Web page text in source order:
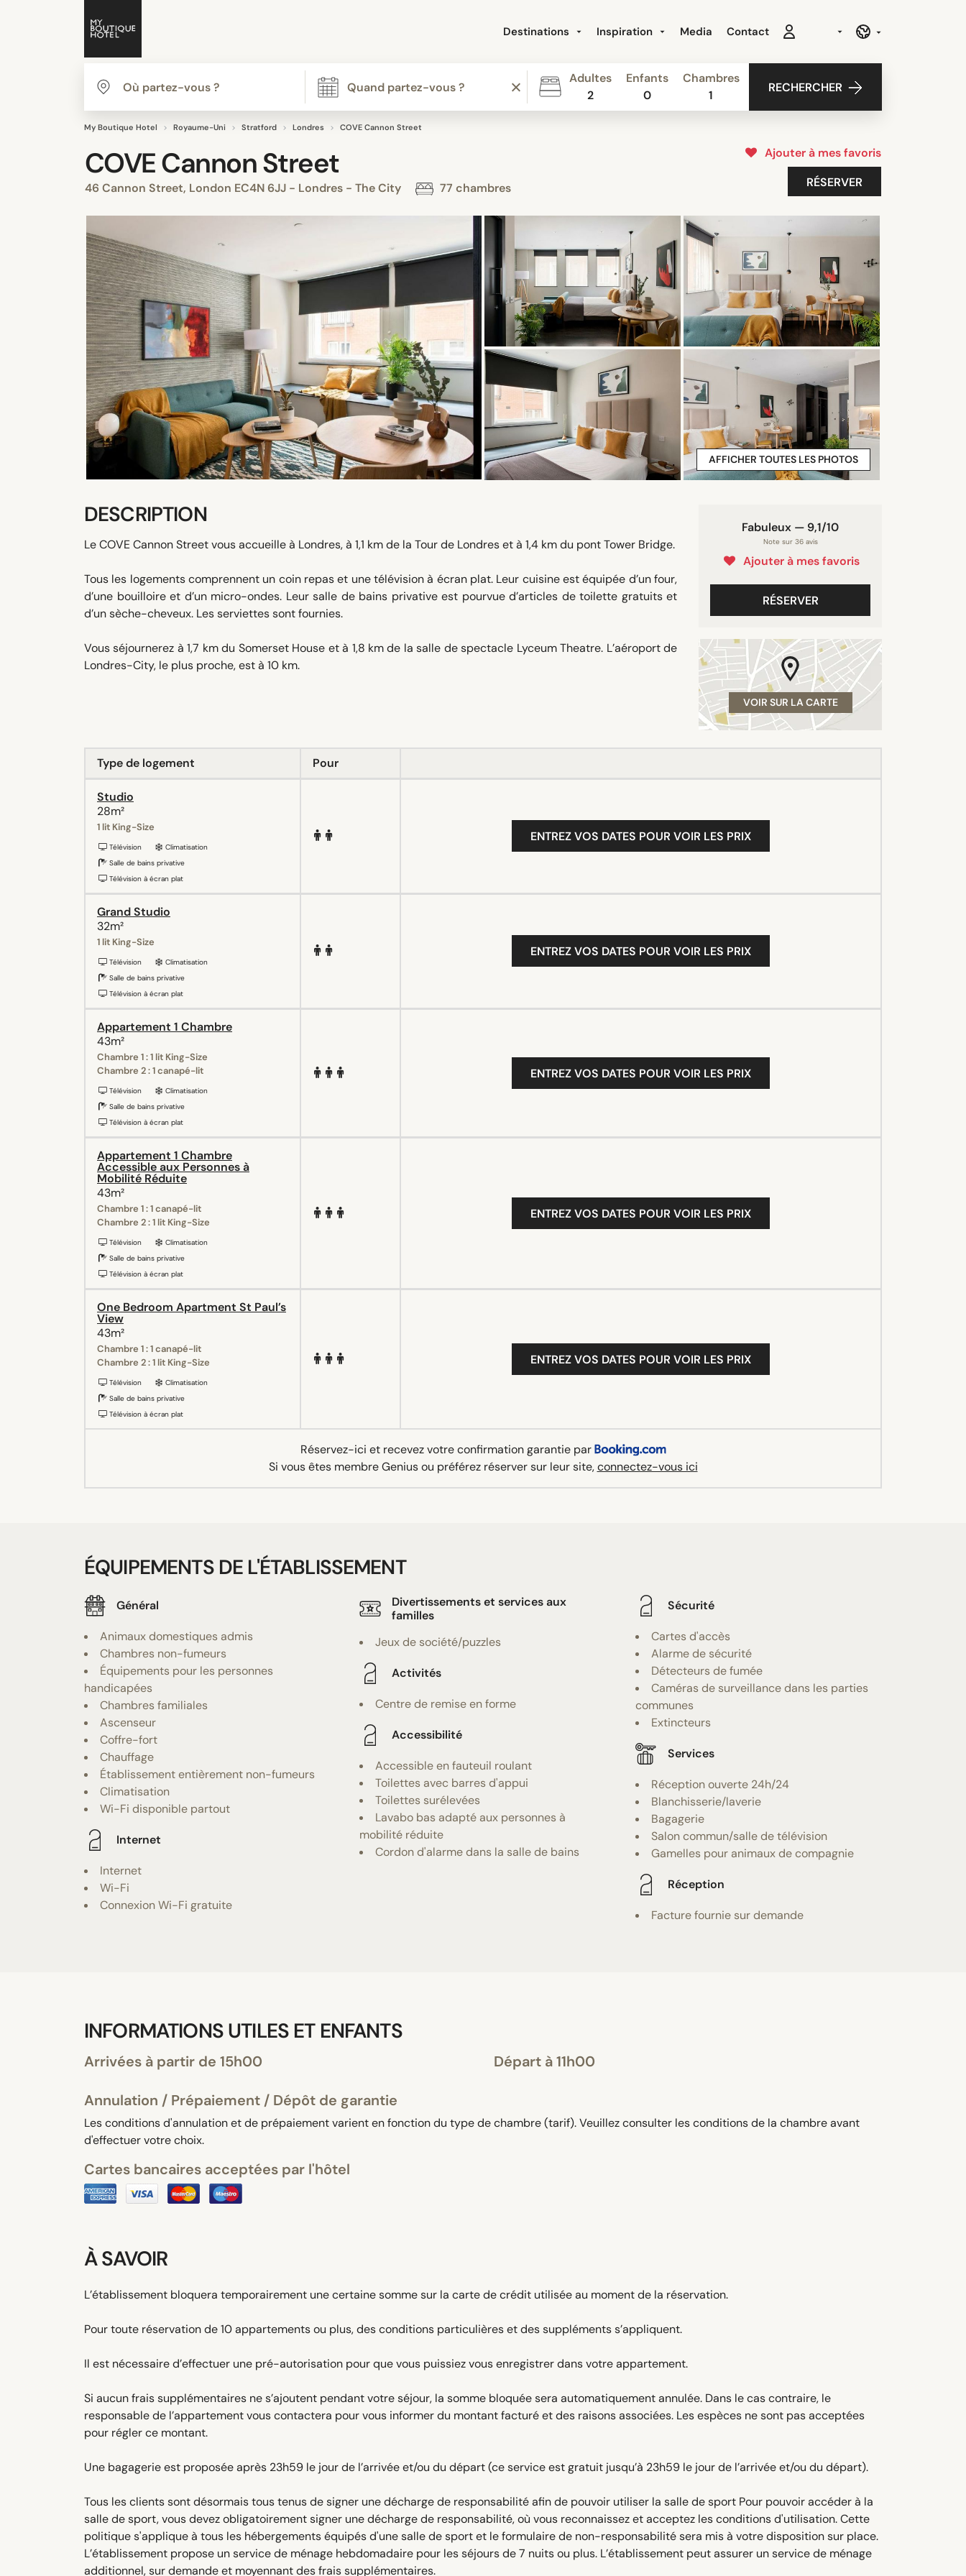
Destinations Inspiration Media Contact
Adultes
2
Enfants
0
Chambres
1
RECHERCHER
My Boutique Hotel Royaume-Uni Stratford Londres COVE Cannon Street
COVE Cannon Street
46 Cannon Street, London EC4N 6JJ - Londres - The City 77 chambres
Ajouter à mes favoris
RÉSERVER
AFFICHER TOUTES LES PHOTOS
Fabuleux — 9,1/10
Note sur 36 avis
Ajouter à mes favoris
RÉSERVER
VOIR SUR LA CARTE
DESCRIPTION
Le COVE Cannon Street vous accueille à Londres, à 1,1 km de la Tour de Londres et à 1,4 km du pont Tower Bridge.
Tous les logements comprennent un coin repas et une télévision à écran plat. Leur cuisine est équipée d’un four,
d’une bouilloire et d’un micro-ondes. Leur salle de bains privative est pourvue d’articles de toilette gratuits et
d’un sèche-cheveux. Les serviettes sont fournies.
Vous séjournerez à 1,7 km du Somerset House et à 1,8 km de la salle de spectacle Lyceum Theatre. L’aéroport de
Londres-City, le plus proche, est à 10 km.
Type de logement Pour
Studio
28m²
1 lit King-Size
Télévision
Climatisation
Salle de bains privative
Télévision à écran plat
ENTREZ VOS DATES POUR VOIR LES PRIX
Grand Studio
32m²
1 lit King-Size
Télévision
Climatisation
Salle de bains privative
Télévision à écran plat
ENTREZ VOS DATES POUR VOIR LES PRIX
Appartement 1 Chambre
43m²
Chambre 1 : 1 lit King-Size
Chambre 2 : 1 canapé-lit
Télévision
Climatisation
Salle de bains privative
Télévision à écran plat
ENTREZ VOS DATES POUR VOIR LES PRIX
Appartement 1 Chambre
Accessible aux Personnes à
Mobilité Réduite
43m²
Chambre 1 : 1 canapé-lit
Chambre 2 : 1 lit King-Size
Télévision
Climatisation
Salle de bains privative
Télévision à écran plat
ENTREZ VOS DATES POUR VOIR LES PRIX
One Bedroom Apartment St Paul’s
View
43m²
Chambre 1 : 1 canapé-lit
Chambre 2 : 1 lit King-Size
Télévision
Climatisation
Salle de bains privative
Télévision à écran plat
ENTREZ VOS DATES POUR VOIR LES PRIX
Réservez-ici et recevez votre confirmation garantie par
Si vous êtes membre Genius ou préférez réserver sur leur site,connectez-vous ici
ÉQUIPEMENTS DE L'ÉTABLISSEMENT
Général
Animaux domestiques admis
Chambres non-fumeurs
Équipements pour les personnes
handicapées
Chambres familiales
Ascenseur
Coffre-fort
Chauffage
Établissement entièrement non-fumeurs
Climatisation
Wi-Fi disponible partout
Internet
Internet
Wi-Fi
Connexion Wi-Fi gratuite
Divertissements et services aux
familles
Jeux de société/puzzles
Activités
Centre de remise en forme
Accessibilité
Accessible en fauteuil roulant
Toilettes avec barres d'appui
Toilettes surélevées
Lavabo bas adapté aux personnes à
mobilité réduite
Cordon d'alarme dans la salle de bains
Sécurité
Cartes d'accès
Alarme de sécurité
Détecteurs de fumée
Caméras de surveillance dans les parties
communes
Extincteurs
Services
Réception ouverte 24h/24
Blanchisserie/laverie
Bagagerie
Salon commun/salle de télévision
Gamelles pour animaux de compagnie
Réception
Facture fournie sur demande
INFORMATIONS UTILES ET ENFANTS
Arrivées à partir de 15h00 Départ à 11h00
Annulation / Prépaiement / Dépôt de garantie
Les conditions d'annulation et de prépaiement varient en fonction du type de chambre (tarif). Veuillez consulter les conditions de la chambre avant
d'effectuer votre choix.
Cartes bancaires acceptées par l'hôtel
À SAVOIR
L’établissement bloquera temporairement une certaine somme sur la carte de crédit utilisée au moment de la réservation.
Pour toute réservation de 10 appartements ou plus, des conditions particulières et des suppléments s’appliquent.
Il est nécessaire d’effectuer une pré-autorisation pour que vous puissiez vous enregistrer dans votre appartement.
Si aucun frais supplémentaires ne s’ajoutent pendant votre séjour, la somme bloquée sera automatiquement annulée. Dans le cas contraire, le
responsable de l’appartement vous contactera pour vous informer du montant facturé et des raisons associées. Les espèces ne sont pas acceptées
pour régler ce montant.
Une bagagerie est proposée après 23h59 le jour de l’arrivée et/ou du départ (ce service est gratuit jusqu’à 23h59 le jour de l’arrivée et/ou du départ).
Tous les clients sont désormais tous tenus de signer une décharge de responsabilité afin de pouvoir utiliser la salle de sport Pour pouvoir accéder à la
salle de sport, vous devez obligatoirement signer une décharge de responsabilité, où vous reconnaissez et acceptez les conditions d'utilisation. Cette
politique s'applique à tous les hébergements équipés d'une salle de sport et le formulaire de non-responsabilité sera mis à votre disposition sur place.
L’établissement propose un service de ménage hebdomadaire pour les séjours de 7 nuits ou plus. L’établissement peut assurer un service de ménage
additionnel, sur demande et moyennant des frais supplémentaires.